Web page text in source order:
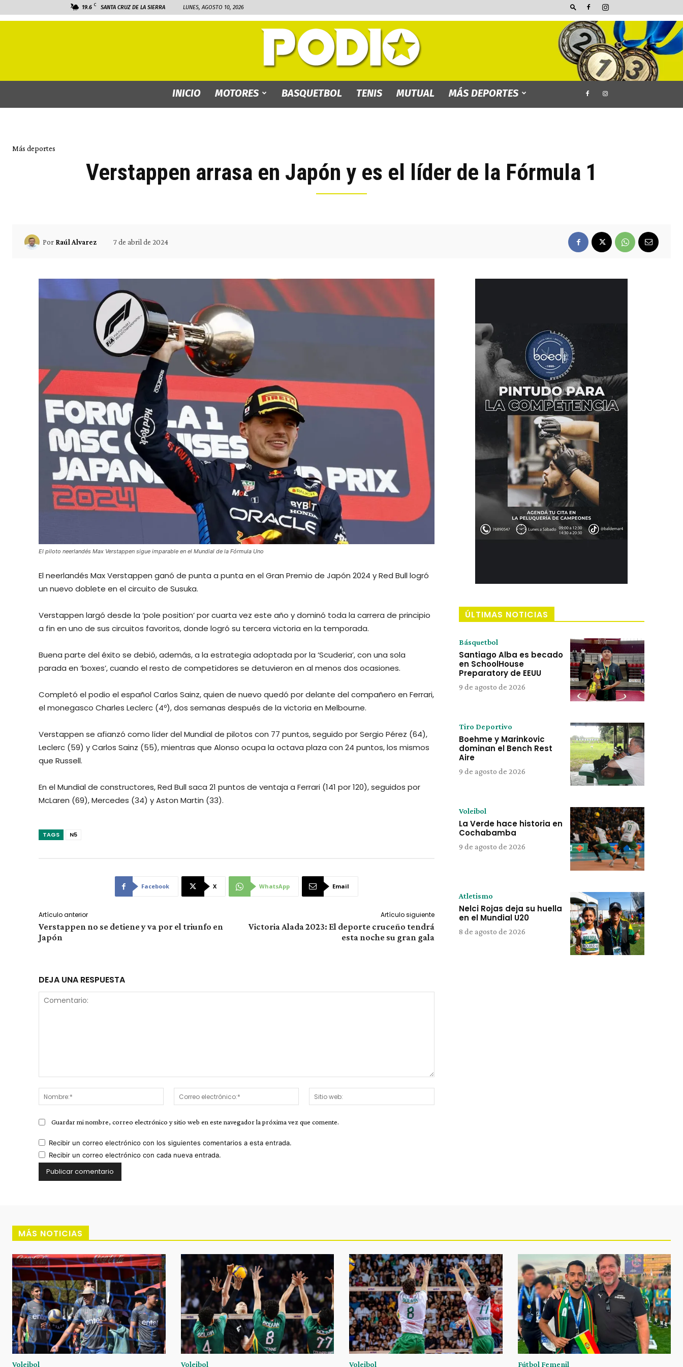
19.6 C SANTA CRUZ DE LA SIERRA LUNES, AGOSTO 10, 2026
INICIO MOTORES BASQUETBOL TENIS MUTUAL MÁS DEPORTES
Más deportes
Verstappen arrasa en Japón y es el líder de la Fórmula 1
Por Raúl Alvarez 7 de abril de 2024
El piloto neerlandés Max Verstappen sigue imparable en el Mundial de la Fórmula Uno
El neerlandés Max Verstappen ganó de punta a punta en el Gran Premio de Japón 2024 y Red Bull logró
un nuevo doblete en el circuito de Susuka.
Verstappen largó desde la ‘pole position’ por cuarta vez este año y dominó toda la carrera de principio
a fin en uno de sus circuitos favoritos, donde logró su tercera victoria en la temporada.
Buena parte del éxito se debió, además, a la estrategia adoptada por la ‘Scuderia’, con una sola
parada en ‘boxes’, cuando el resto de competidores se detuvieron en al menos dos ocasiones.
Completó el podio el español Carlos Sainz, quien de nuevo quedó por delante del compañero en Ferrari,
el monegasco Charles Leclerc (4º), dos semanas después de la victoria en Melbourne.
Verstappen se afianzó como líder del Mundial de pilotos con 77 puntos, seguido por Sergio Pérez (64),
Leclerc (59) y Carlos Sainz (55), mientras que Alonso ocupa la octava plaza con 24 puntos, los mismos
que Russell.
En el Mundial de constructores, Red Bull saca 21 puntos de ventaja a Ferrari (141 por 120), seguidos por
McLaren (69), Mercedes (34) y Aston Martin (33).
TAGS N5
Facebook X WhatsApp Email
Artículo anterior
Verstappen no se detiene y va por el triunfo en
Japón
Artículo siguiente
Victoria Alada 2023: El deporte cruceño tendrá
esta noche su gran gala
DEJA UNA RESPUESTA
Nombre:*
Correo
electrónico:*
web:
Guardar mi nombre, correo electrónico y sitio web en este navegador la próxima vez que comente.
Recibir un correo electrónico con los siguientes comentarios a esta entrada.
Recibir un correo electrónico con cada nueva entrada.
ÚLTIMAS NOTICIAS
Básquetbol
Santiago Alba es becado
en SchoolHouse
Preparatory de EEUU
9 de agosto de 2026
Tiro Deportivo
Boehme y Marinkovic
dominan el Bench Rest
Aire
9 de agosto de 2026
Voleibol
La Verde hace historia en
Cochabamba
9 de agosto de 2026
Atletismo
Nelci Rojas deja su huella
en el Mundial U20
8 de agosto de 2026
MÁS NOTICIAS
Voleibol Voleibol Voleibol Fútbol Femenil